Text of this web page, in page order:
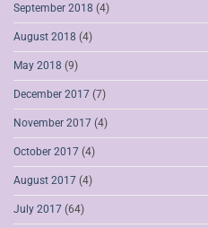
September 2018 (4)
August 2018 (4)
May 2018 (9)
December 2017 (7)
November 2017 (4)
October 2017 (4)
August 2017 (4)
July 2017 (64)